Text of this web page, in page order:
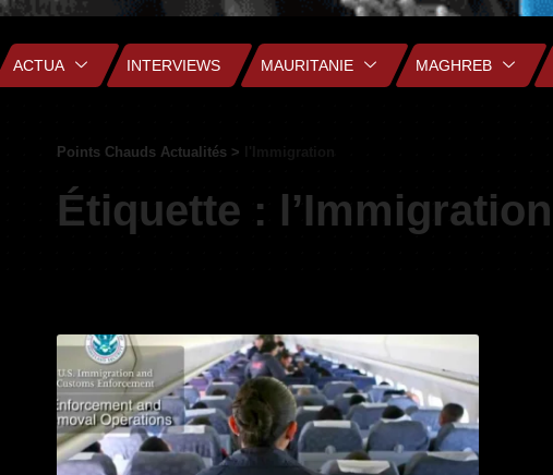
ACTUA INTERVIEWS MAURITANIE MAGHREB
Points Chauds Actualités >
Étiquette : l’Immigration